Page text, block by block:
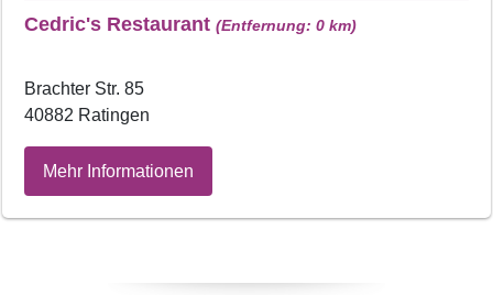
Cedric's Restaurant (Entfernung: 0 km)
Brachter Str. 85
40882 Ratingen
Mehr Informationen